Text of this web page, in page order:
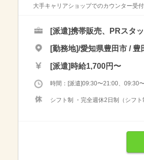
大手キャリアショップでのカウンター受
[派遣]携帯販売、PRスタ
[勤務地]/愛知県豊田市 / 豊
[派遣] 時給1,700円〜
時間：[派遣]09:30〜21:00、09:30
シフト制 ・完全週休2日制（シフ